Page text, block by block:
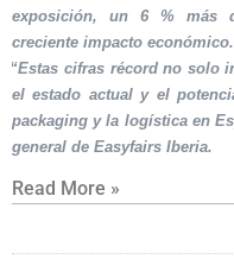
exposición, un 6 % más
creciente impacto económico.
“Estas cifras récord no solo
el estado actual y el
packaging y la logística en
general de Easyfairs Iberia.
Read More »